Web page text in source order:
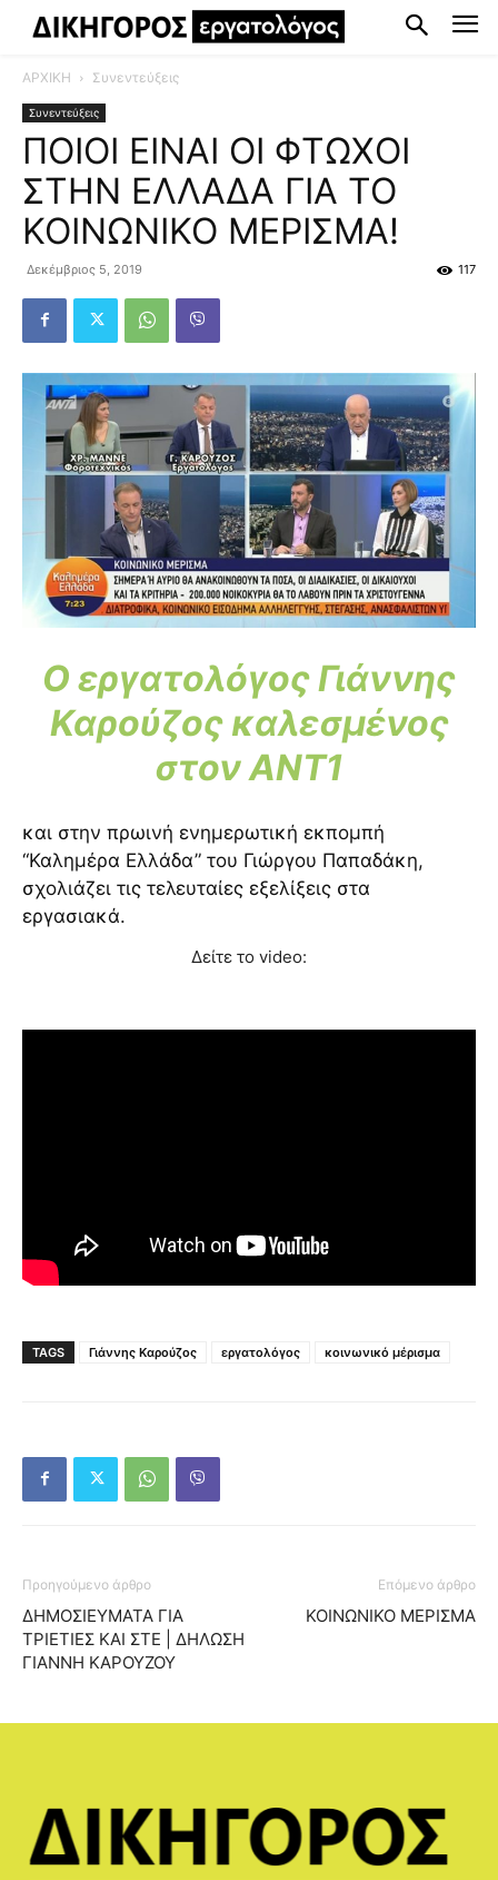
ΑΡΧΙΚΗ Συνεντεύξεις
Συνεντεύξεις
ΠΟΙΟΙ ΕΙΝΑΙ ΟΙ ΦΤΩΧΟΙ
ΣΤΗΝ ΕΛΛΑΔΑ ΓΙΑ ΤΟ
ΚΟΙΝΩΝΙΚΟ ΜΕΡΙΣΜΑ!
Δεκέμβριος 5, 2019 117
Ο εργατολόγος Γιάννης
Καρούζος καλεσμένος
στον ANT1
και στην πρωινή ενημερωτική εκπομπή
“Καλημέρα Ελλάδα” του Γιώργου Παπαδάκη,
σχολιάζει τις τελευταίες εξελίξεις στα
εργασιακά.
Δείτε το video:
TAGS Γιάννης Καρούζος εργατολόγος κοινωνικό μέρισμα
Προηγούμενο άρθρο
ΔΗΜΟΣΙΕΥΜΑΤΑ ΓΙΑ
ΤΡΙΕΤΙΕΣ ΚΑΙ ΣΤΕ | ΔΗΛΩΣΗ
ΓΙΑΝΝΗ ΚΑΡΟΥΖΟΥ
Επόμενο άρθρο
ΚΟΙΝΩΝΙΚΟ ΜΕΡΙΣΜΑ